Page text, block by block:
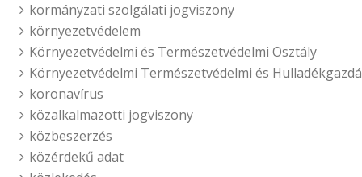
kormányzati szolgálati jogviszony
környezetvédelem
Környezetvédelmi és Természetvédelmi Osztály
Környezetvédelmi Természetvédelmi és
koronavírus
közalkalmazotti jogviszony
közbeszerzés
közérdekű adat